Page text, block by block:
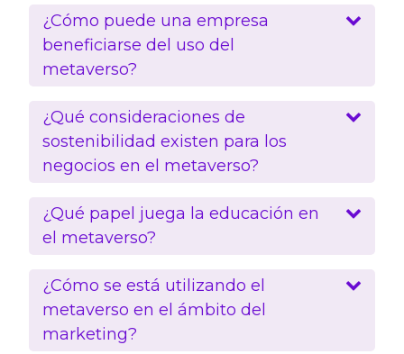
¿Cómo puede una empresa
beneficiarse del uso del
metaverso?
¿Qué consideraciones de
sostenibilidad existen para los
negocios en el metaverso?
¿Qué papel juega la educación en
el metaverso?
¿Cómo se está utilizando el
metaverso en el ámbito del
marketing?